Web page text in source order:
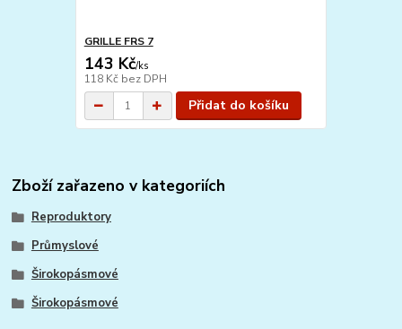
GRILLE FRS 7
143 Kč/ks
118 Kč bez DPH
Přidat do košíku
Zboží zařazeno v kategoriích
Reproduktory
Průmyslové
Širokopásmové
Širokopásmové